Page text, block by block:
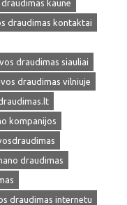
kaune
draudimas kontaktai
draudimas siauliai
draudimas vilniuje
kompanijos
draudimas
draudimas internetu